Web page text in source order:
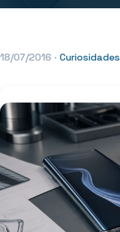
18/07/2016 · Curiosidades